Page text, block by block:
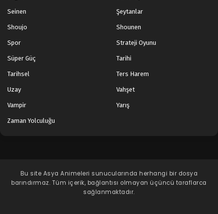
Seinen Şeytanlar
Shoujo Shounen
Spor Strateji Oyunu
Süper Güç Tarihi
Tarihsel Ters Harem
Uzay Vahşet
Vampir Yarış
Zaman Yolculuğu
Bu site Asya Animeleri sunucularında herhangi bir dosya
barındırmaz. Tüm içerik, bağlantısı olmayan üçüncü taraflarca
sağlanmaktadır.